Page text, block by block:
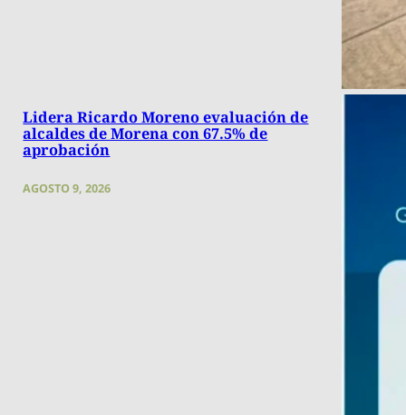
Lidera Ricardo Moreno evaluación de
alcaldes de Morena con 67.5% de
aprobación
AGOSTO 9, 2026